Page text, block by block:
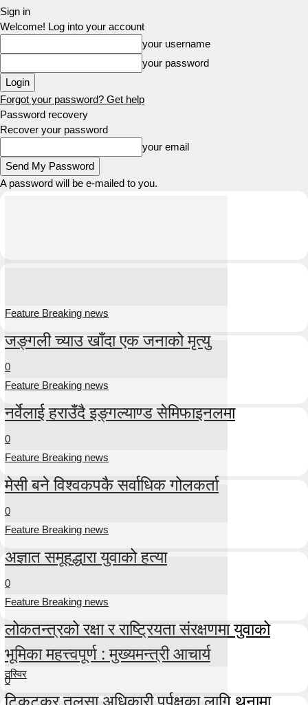
Sign in
Welcome! Log into your account
your username
your password
Forgot your password? Get help
Password recovery
Recover your password
your email
A password will be e-mailed to you.
Feature Breaking news
जङ्गली च्याउ खाँदा एक जनाको मृत्यु
0
Feature Breaking news
नर्वेलाई हराउँदै इङ्गल्याण्ड सेमिफाइनलमा
0
Feature Breaking news
मेसी बने विश्वकपकै सर्वाधिक गोलकर्ता
0
Feature Breaking news
अज्ञात समूहद्धारा युवाको हत्या
0
Feature Breaking news
लोकतन्त्रको रक्षा र राष्ट्रियता संरक्षणमा युवाको
भूमिका महत्त्वपूर्ण : मुख्यमन्त्री आचार्य
0
तस्विर
टिकटकर तुलसा अधिकारी पुर्पक्षका लागि थुनामा